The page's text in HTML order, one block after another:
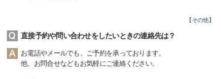
【 その他】
直接予約や問い合わせをしたいときの連絡先は？
お電話やメールでも、ご予約を承っております。
他、お問合せなどもお気軽にご連絡ください。